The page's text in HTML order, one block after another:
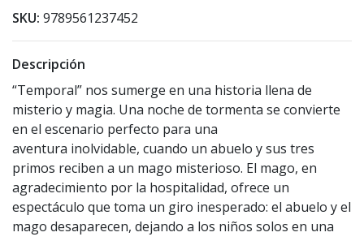
SKU: 9789561237452
Descripción
“Temporal” nos sumerge en una historia llena de
misterio y magia. Una noche de tormenta se convierte
en el escenario perfecto para una
aventura inolvidable, cuando un abuelo y sus tres
primos reciben a un mago misterioso. El mago, en
agradecimiento por la hospitalidad, ofrece un
espectáculo que toma un giro inesperado: el abuelo y el
mago desaparecen, dejando a los niños solos en una